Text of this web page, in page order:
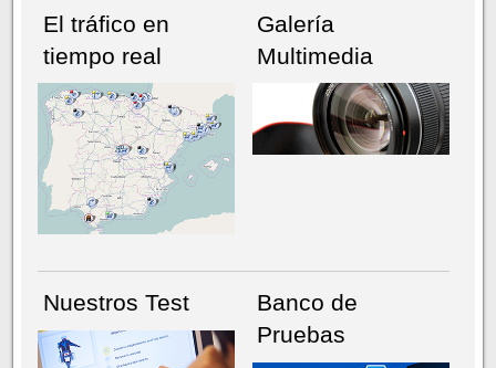
NÚMERO ACTUALHEMEROTECA
El tráfico en
tiempo real
Galería
Multimedia
Nuestros Test
Banco de
Pruebas